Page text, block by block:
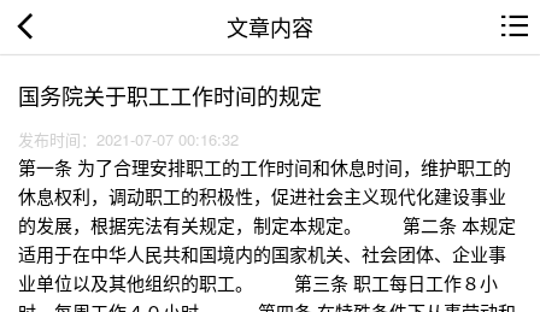
文章内容
国务院关于职工工作时间的规定
发布时间：2021-07-07 00:16:32
第一条 为了合理安排职工的工作时间和休息时间，维护职工的
休息权利，调动职工的积极性，促进社会主义现代化建设事业
的发展，根据宪法有关规定，制定本规定。 第二条 本规定
适用于在中华人民共和国境内的国家机关、社会团体、企业事
业单位以及其他组织的职工。 第三条 职工每日工作８小